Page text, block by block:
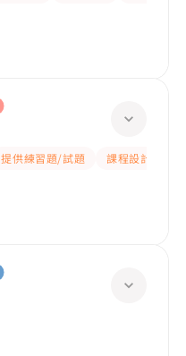
提供練習題/試題 課程設計